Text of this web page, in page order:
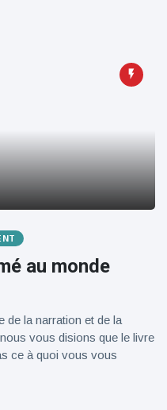
au monde
de la narration et de la
vous disions que le livre
ce à quoi vous vous